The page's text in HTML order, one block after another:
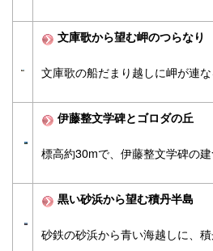
文庫歌から望む岬のつらなり
文庫歌の船だまり越しに岬が連な
伊藤整文学碑とゴロダの丘
標高約30mで、伊藤整文学碑の
黒い砂浜から望む積丹半島
砂鉄の砂浜から青い海越しに、